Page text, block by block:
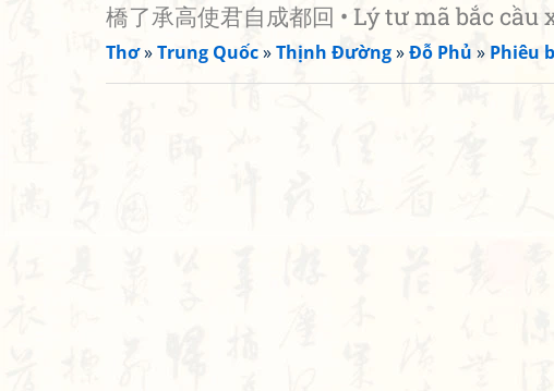
橋了承高使君自成都回 • Lý tư mã bắc
Thơ»Trung Quốc»Thịnh Đường»Đỗ Phủ » Phiêu